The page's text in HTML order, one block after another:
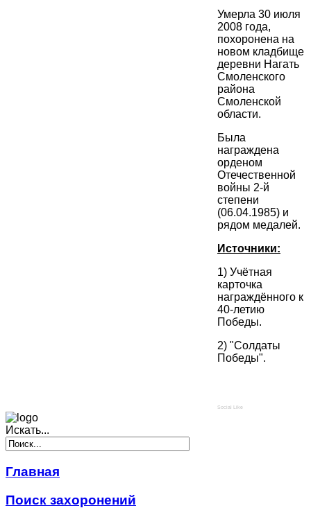
Умерла 30 июля
2008 года,
похоронена на
новом кладбище
деревни Нагать
Смоленского
района
Смоленской
области.
Была
награждена
орденом
Отечественной
войны 2-й
степени
(06.04.1985) и
рядом медалей.
Источники:
1) Учётная
карточка
награждённого к
40-летию
Победы.
2) "Солдаты
Победы".
Social Like
Искать...
Главная
Поиск захоронений